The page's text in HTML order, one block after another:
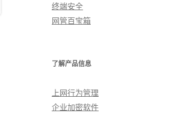
终端安全
网管百宝箱
了解产品信息
上网行为管理
企业加密软件